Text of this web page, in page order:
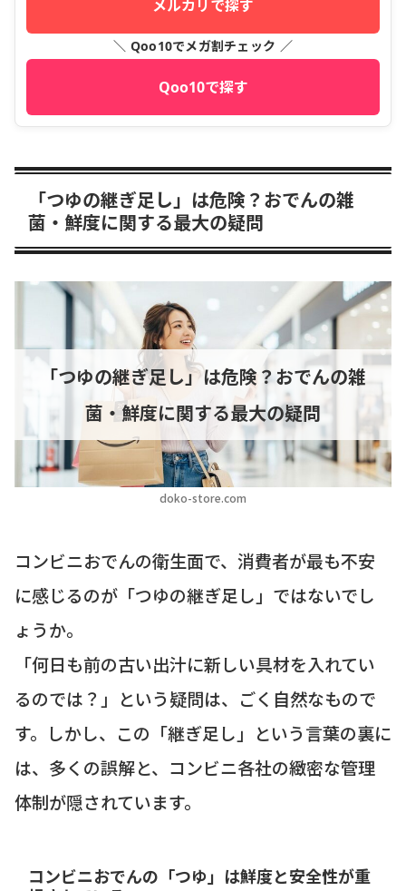
メルカリで探す
＼ Qoo10でメガ割チェック ／
Qoo10で探す
「つゆの継ぎ足し」は危険？おでんの雑
菌・鮮度に関する最大の疑問
doko-store.com
「つゆの継ぎ足し」は危険？おでんの雑
菌・鮮度に関する最大の疑問
コンビニおでんの衛生面で、消費者が最も不安
に感じるのが「つゆの継ぎ足し」ではないでし
ょうか。
「何日も前の古い出汁に新しい具材を入れてい
るのでは？」という疑問は、ごく自然なもので
す。しかし、この「継ぎ足し」という言葉の裏に
は、多くの誤解と、コンビニ各社の緻密な管理
体制が隠されています。
コンビニおでんの「つゆ」は鮮度と安全性が重